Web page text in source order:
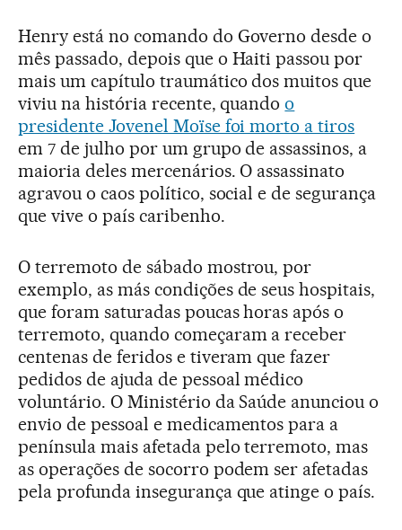
Henry está no comando do Governo desde o
mês passado, depois que o Haiti passou por
mais um capítulo traumático dos muitos que
viviu na história recente, quandoo
presidente Jovenel Moïse foi morto a tiros
em 7 de julho por um grupo de assassinos, a
maioria deles mercenários. O assassinato
agravou o caos político, social e de segurança
que vive o país caribenho.
O terremoto de sábado mostrou, por
exemplo, as más condições de seus hospitais,
que foram saturadas poucas horas após o
terremoto, quando começaram a receber
centenas de feridos e tiveram que fazer
pedidos de ajuda de pessoal médico
voluntário. O Ministério da Saúde anunciou o
envio de pessoal e medicamentos para a
península mais afetada pelo terremoto, mas
as operações de socorro podem ser afetadas
pela profunda insegurança que atinge o país.